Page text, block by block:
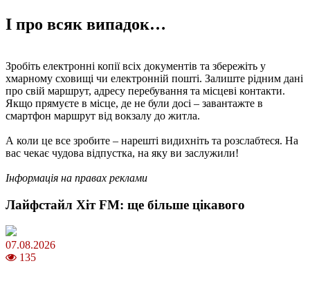
І про всяк випадок…
Зробіть електронні копії всіх документів та збережіть у
хмарному сховищі чи електронній пошті. Залиште рідним дані
про свій маршрут, адресу перебування та місцеві контакти.
Якщо прямуєте в місце, де не були досі – завантажте в
смартфон маршрут від вокзалу до житла.
А коли це все зробите – нарешті видихніть та розслабтеся. На
вас чекає чудова відпустка, на яку ви заслужили!
Інформація на правах реклами
Лайфстайл Хіт FM: ще більше цікавого
07.08.2026
135